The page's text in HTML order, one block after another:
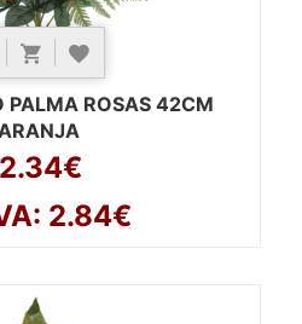
PALMA ROSAS 42CM
2.34€
2.84€